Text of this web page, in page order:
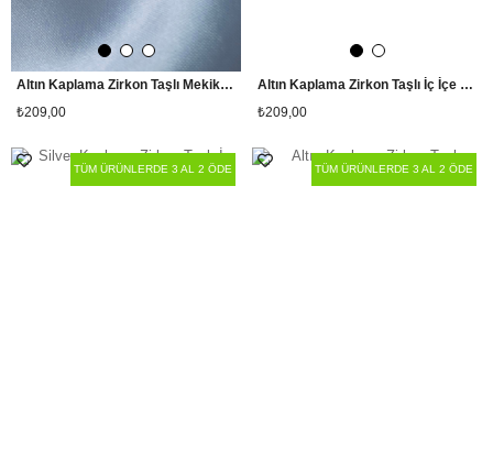
Altın Kaplama Zirkon Taşlı Mekik Yüzük
₺209,00
Altın Kaplama Zirkon Taşlı İç İçe Halka Yüzük
₺209,00
TÜM ÜRÜNLERDE 3 AL 2 ÖDE TÜM ÜRÜNLERDE 3 AL 2 ÖDE